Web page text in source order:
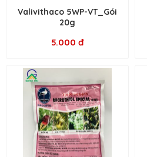
Valivithaco 5WP-VT_Gói
20g
5.000 đ